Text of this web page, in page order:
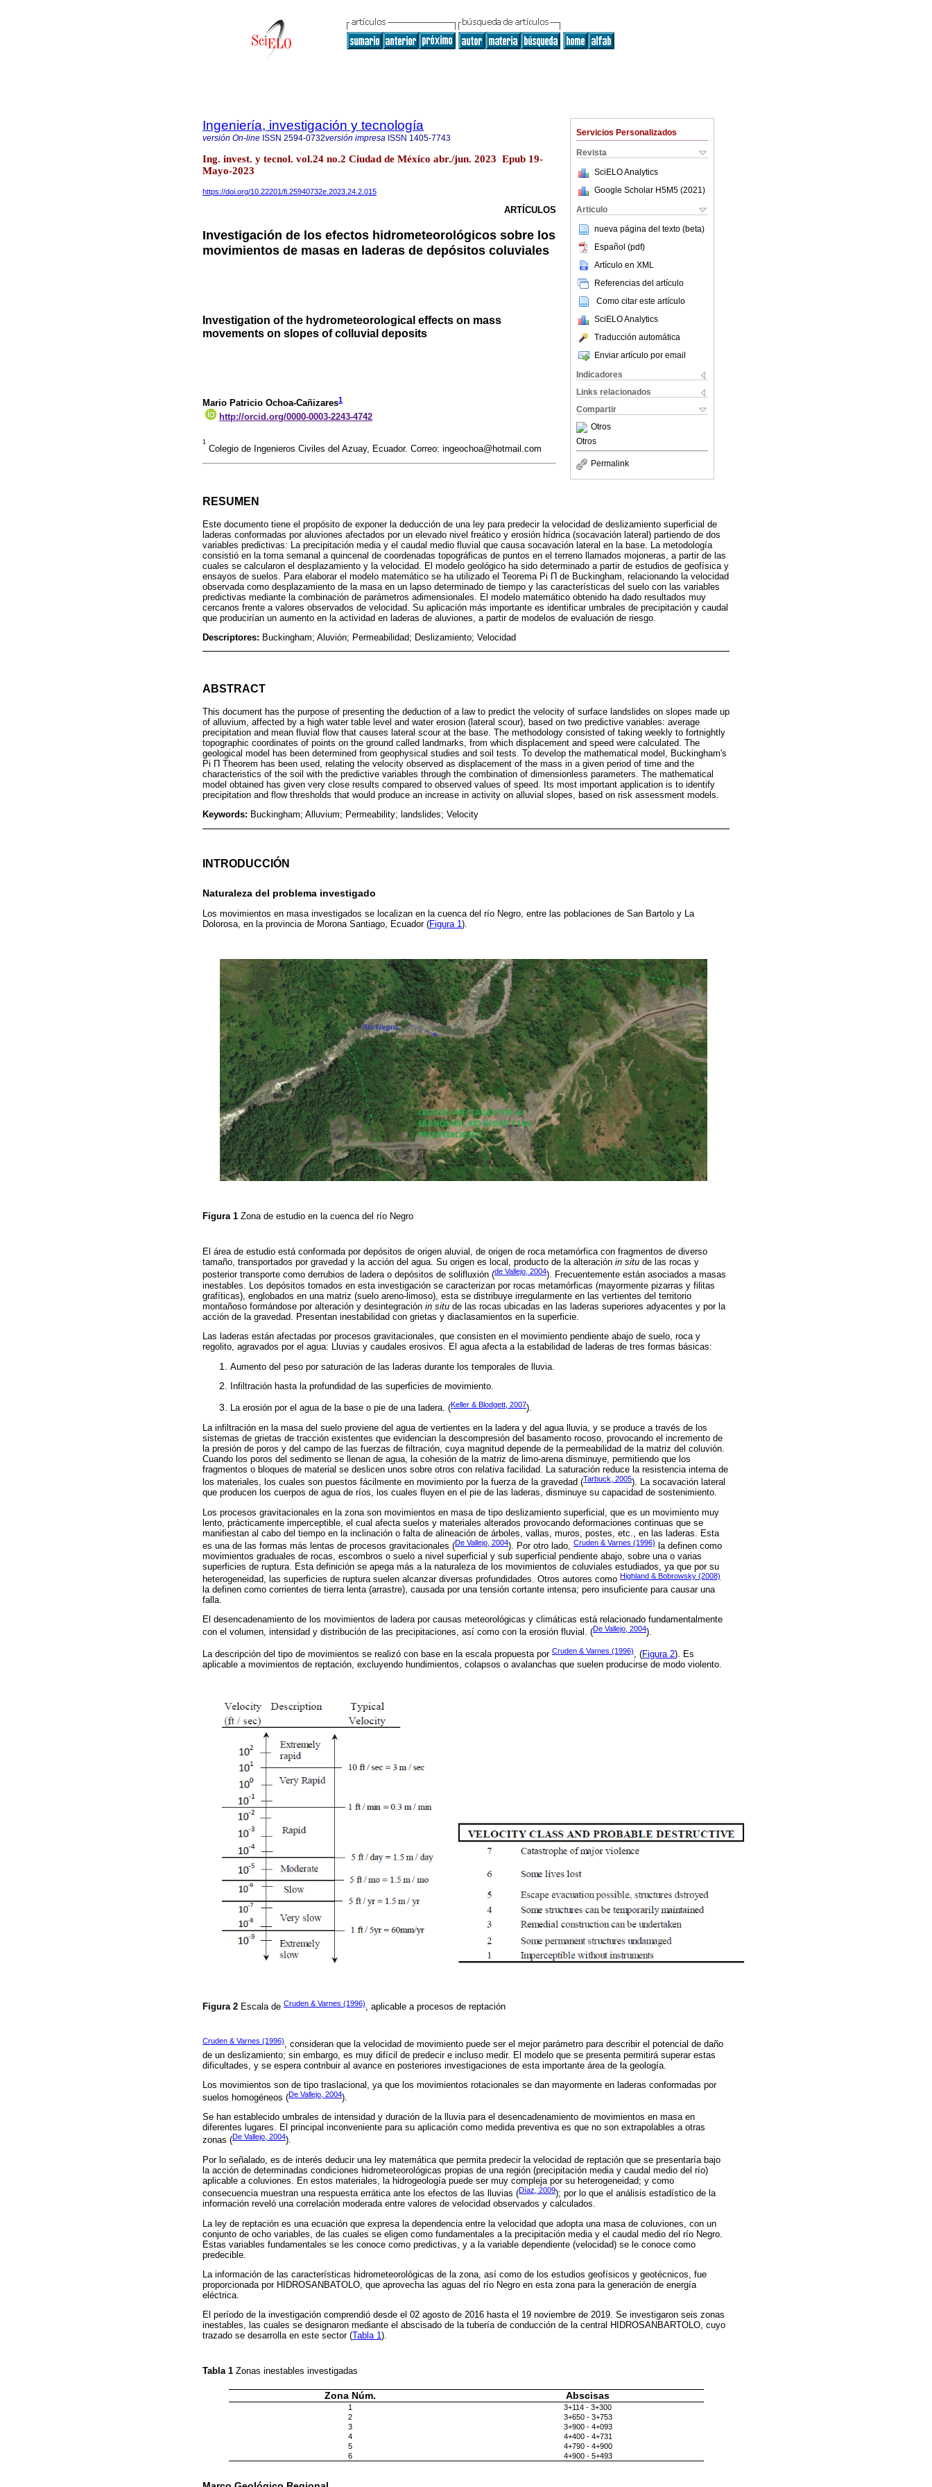
Servicios Personalizados
Revista
SciELO Analytics
Google Scholar H5M5 (2021 )
Articulo
nueva página del texto (beta)
Español (pdf)
Artículo en XML
Referencias del artículo
Como citar este artículo
SciELO Analytics
Traducción automática
Enviar artículo por email
Indicadores
Links relacionados
Compartir
Otros
Otros
Permalink
Ingeniería, investigación y tecnología
versión On-line ISSN 2594-0732versión impresa ISSN 1405-7743
Ing. invest. y tecnol. vol.24 no.2 Ciudad de México abr./jun. 2023 Epub 19-
Mayo-2023
https://doi.org/10.22201/fi.25940732e.2023.24.2.015
ARTÍCULOS
Investigación de los efectos hidrometeorológicos sobre los
movimientos de masas en laderas de depósitos coluviales
Investigation of the hydrometeorological effects on mass
movements on slopes of colluvial deposits
Mario Patricio Ochoa-Cañizares1
http://orcid.org/0000-0003-2243-4742
1
Colegio de Ingenieros Civiles del Azuay, Ecuador. Correo: ingeochoa@hotmail.com
RESUMEN
Este documento tiene el propósito de exponer la deducción de una ley para predecir la velocidad de deslizamiento superficial de
laderas conformadas por aluviones afectados por un elevado nivel freático y erosión hídrica (socavación lateral) partiendo de dos
variables predictivas: La precipitación media y el caudal medio fluvial que causa socavación lateral en la base. La metodología
consistió en la toma semanal a quincenal de coordenadas topográficas de puntos en el terreno llamados mojoneras, a partir de las
cuales se calcularon el desplazamiento y la velocidad. El modelo geológico ha sido determinado a partir de estudios de geofísica y
ensayos de suelos. Para elaborar el modelo matemático se ha utilizado el Teorema Pi Π de Buckingham, relacionando la velocidad
observada como desplazamiento de la masa en un lapso determinado de tiempo y las características del suelo con las variables
predictivas mediante la combinación de parámetros adimensionales. El modelo matemático obtenido ha dado resultados muy
cercanos frente a valores observados de velocidad. Su aplicación más importante es identificar umbrales de precipitación y caudal
que producirían un aumento en la actividad en laderas de aluviones, a partir de modelos de evaluación de riesgo.
Descriptores: Buckingham; Aluvión; Permeabilidad; Deslizamiento; Velocidad
ABSTRACT
This document has the purpose of presenting the deduction of a law to predict the velocity of surface landslides on slopes made up
of alluvium, affected by a high water table level and water erosion (lateral scour), based on two predictive variables: average
precipitation and mean fluvial flow that causes lateral scour at the base. The methodology consisted of taking weekly to fortnightly
topographic coordinates of points on the ground called landmarks, from which displacement and speed were calculated. The
geological model has been determined from geophysical studies and soil tests. To develop the mathematical model, Buckingham's
Pi Π Theorem has been used, relating the velocity observed as displacement of the mass in a given period of time and the
characteristics of the soil with the predictive variables through the combination of dimensionless parameters. The mathematical
model obtained has given very close results compared to observed values of speed. Its most important application is to identify
precipitation and flow thresholds that would produce an increase in activity on alluvial slopes, based on risk assessment models.
Keywords: Buckingham; Alluvium; Permeability; landslides; Velocity
INTRODUCCIÓN
Naturaleza del problema investigado
Los movimientos en masa investigados se localizan en la cuenca del río Negro, entre las poblaciones de San Bartolo y La
Dolorosa, en la provincia de Morona Santiago, Ecuador (Figura 1).
Figura 1 Zona de estudio en la cuenca del río Negro
El área de estudio está conformada por depósitos de origen aluvial, de origen de roca metamórfica con fragmentos de diverso
tamaño, transportados por gravedad y la acción del agua. Su origen es local, producto de la alteración in situ de las rocas y
posterior transporte como derrubios de ladera o depósitos de solifluxión (de Vallejo, 2004). Frecuentemente están asociados a masas
inestables. Los depósitos tomados en esta investigación se caracterizan por rocas metamórficas (mayormente pizarras y filitas
grafíticas), englobados en una matriz (suelo areno-limoso), esta se distribuye irregularmente en las vertientes del territorio
montañoso formándose por alteración y desintegración in situ de las rocas ubicadas en las laderas superiores adyacentes y por la
acción de la gravedad. Presentan inestabilidad con grietas y diaclasamientos en la superficie.
Las laderas están afectadas por procesos gravitacionales, que consisten en el movimiento pendiente abajo de suelo, roca y
regolito, agravados por el agua: Lluvias y caudales erosivos. El agua afecta a la estabilidad de laderas de tres formas básicas:
Aumento del peso por saturación de las laderas durante los temporales de lluvia.
Infiltración hasta la profundidad de las superficies de movimiento.
La erosión por el agua de la base o pie de una ladera. (Keller & Blodgett, 2007).
La infiltración en la masa del suelo proviene del agua de vertientes en la ladera y del agua lluvia, y se produce a través de los
sistemas de grietas de tracción existentes que evidencian la descompresión del basamento rocoso, provocando el incremento de
la presión de poros y del campo de las fuerzas de filtración, cuya magnitud depende de la permeabilidad de la matriz del coluvión.
Cuando los poros del sedimento se llenan de agua, la cohesión de la matriz de limo-arena disminuye, permitiendo que los
fragmentos o bloques de material se deslicen unos sobre otros con relativa facilidad. La saturación reduce la resistencia interna de
los materiales, los cuales son puestos fácilmente en movimiento por la fuerza de la gravedad (Tarbuck, 2005). La socavación lateral
que producen los cuerpos de agua de ríos, los cuales fluyen en el pie de las laderas, disminuye su capacidad de sostenimiento.
Los procesos gravitacionales en la zona son movimientos en masa de tipo deslizamiento superficial, que es un movimiento muy
lento, prácticamente imperceptible, el cual afecta suelos y materiales alterados provocando deformaciones continuas que se
manifiestan al cabo del tiempo en la inclinación o falta de alineación de árboles, vallas, muros, postes, etc., en las laderas. Esta
es una de las formas más lentas de procesos gravitacionales (De Vallejo, 2004). Por otro lado, Cruden & Varnes (1996)
la definen como
movimientos graduales de rocas, escombros o suelo a nivel superficial y sub superficial pendiente abajo, sobre una o varias
superficies de ruptura. Esta definición se apega más a la naturaleza de los movimientos de coluviales estudiados, ya que por su
heterogeneidad, las superficies de ruptura suelen alcanzar diversas profundidades. Otros autores como Highland & Bobrowsky (2008)
la definen como corrientes de tierra lenta (arrastre), causada por una tensión cortante intensa; pero insuficiente para causar una
falla.
El desencadenamiento de los movimientos de ladera por causas meteorológicas y climáticas está relacionado fundamentalmente
con el volumen, intensidad y distribución de las precipitaciones, así como con la erosión fluvial. (De Vallejo, 2004).
La descripción del tipo de movimientos se realizó con base en la escala propuesta por Cruden & Varnes (1996), (Figura 2). Es
aplicable a movimientos de reptación, excluyendo hundimientos, colapsos o avalanchas que suelen producirse de modo violento.
Figura 2 Escala de Cruden & Varnes (1996) , aplicable a procesos de reptación
Cruden & Varnes (1996), consideran que la velocidad de movimiento puede ser el mejor parámetro para describir el potencial de daño
de un deslizamiento; sin embargo, es muy difícil de predecir e incluso medir. El modelo que se presenta permitirá superar estas
dificultades, y se espera contribuir al avance en posteriores investigaciones de esta importante área de la geología.
Los movimientos son de tipo traslacional, ya que los movimientos rotacionales se dan mayormente en laderas conformadas por
suelos homogéneos (De Vallejo, 2004).
Se han establecido umbrales de intensidad y duración de la lluvia para el desencadenamiento de movimientos en masa en
diferentes lugares. El principal inconveniente para su aplicación como medida preventiva es que no son extrapolables a otras
zonas (De Vallejo, 2004).
Por lo señalado, es de interés deducir una ley matemática que permita predecir la velocidad de reptación que se presentaría bajo
la acción de determinadas condiciones hidrometeorológicas propias de una región (precipitación media y caudal medio del río)
aplicable a coluviones. En estos materiales, la hidrogeología puede ser muy compleja por su heterogeneidad; y como
consecuencia muestran una respuesta errática ante los efectos de las lluvias (Díaz, 2009); por lo que el análisis estadístico de la
información reveló una correlación moderada entre valores de velocidad observados y calculados.
La ley de reptación es una ecuación que expresa la dependencia entre la velocidad que adopta una masa de coluviones, con un
conjunto de ocho variables, de las cuales se eligen como fundamentales a la precipitación media y el caudal medio del río Negro.
Estas variables fundamentales se les conoce como predictivas, y a la variable dependiente (velocidad) se le conoce como
predecible.
La información de las características hidrometeorológicas de la zona, así como de los estudios geofísicos y geotécnicos, fue
proporcionada por HIDROSANBATOLO, que aprovecha las aguas del río Negro en esta zona para la generación de energía
eléctrica.
El período de la investigación comprendió desde el 02 agosto de 2016 hasta el 19 noviembre de 2019. Se investigaron seis zonas
inestables, las cuales se designaron mediante el abscisado de la tubería de conducción de la central HIDROSANBARTOLO, cuyo
trazado se desarrolla en este sector (Tabla 1 ).
Tabla 1 Zonas inestables investigadas
Zona Núm. Abscisas
1
3+114 - 3+300
2
3+650 - 3+753
3
3+900 - 4+093
4
4+400 - 4+731
5
4+790 - 4+900
6
4+900 - 5+493